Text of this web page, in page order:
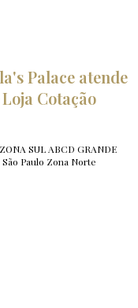
Palace atende
Cotação
ZONA SUL ABCD GRANDE
São Paulo Zona Norte